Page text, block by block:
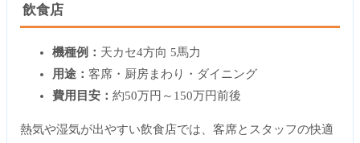
飲食店
機種例： 天カセ4方向 5馬力
用途： 客席・厨房まわり・ダイニング
費用目安： 約50万円～150万円前後
熱気や湿気が出やすい飲食店では、客席とスタッフの快適